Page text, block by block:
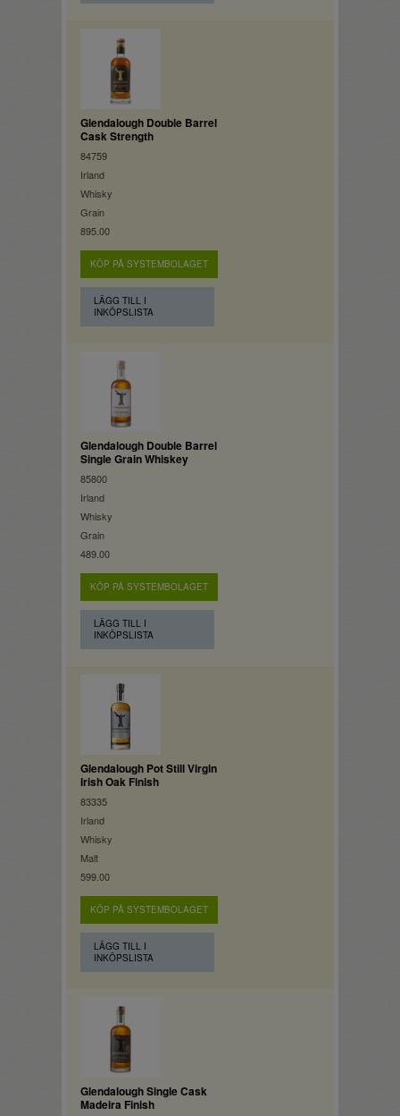
Glendalough Double Barrel
Cask Strength
84759
Irland
Whisky
Grain
895.00
KÖP PÅ SYSTEMBOLAGET
LÄGG TILL I
INKÖPSLISTA
Glendalough Double Barrel
Single Grain Whiskey
85800
Irland
Whisky
Grain
489.00
KÖP PÅ SYSTEMBOLAGET
LÄGG TILL I
INKÖPSLISTA
Glendalough Pot Still Virgin
Irish Oak Finish
83335
Irland
Whisky
Malt
599.00
KÖP PÅ SYSTEMBOLAGET
LÄGG TILL I
INKÖPSLISTA
Glendalough Single Cask
Madeira Finish